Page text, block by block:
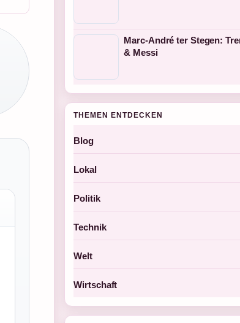
Marc-André ter Stegen:
& Messi
THEMEN ENTDECKEN
Blog
Lokal
Politik
Technik
Welt
Wirtschaft